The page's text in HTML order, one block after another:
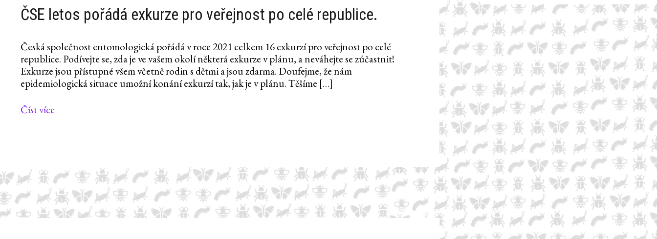
ČSE letos pořádá exkurze pro veřejnost po celé republice.
Česká společnost entomologická pořádá v roce 2021 celkem 16 exkurzí pro veřejnost po celé
republice. Podívejte se, zda je ve vašem okolí některá exkurze v plánu, a neváhejte se zúčastnit!
Exkurze jsou přístupné všem včetně rodin s dětmi a jsou zdarma. Doufejme, že nám
epidemiologická situace umožní konání exkurzí tak, jak je v plánu. Těšíme […]
Číst více